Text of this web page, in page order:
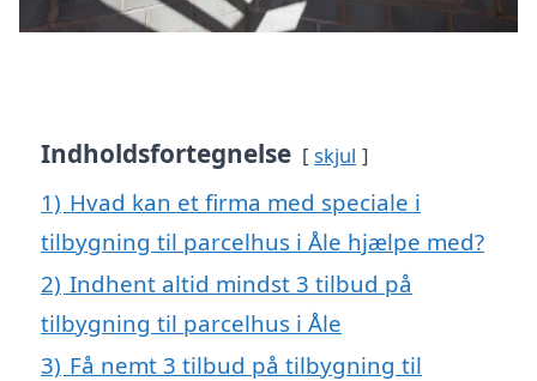
Indholdsfortegnelse skjul
1) Hvad kan et firma med speciale i
tilbygning til parcelhus i Åle hjælpe med?
2) Indhent altid mindst 3 tilbud på
tilbygning til parcelhus i Åle
3) Få nemt 3 tilbud på tilbygning til